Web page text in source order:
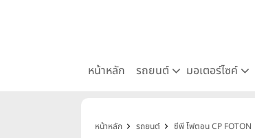
หน้าหลัก รถยนต์ มอเตอร์ไซค์
หน้าหลัก รถยนต์ ซีพี โฟตอน CP FOTON